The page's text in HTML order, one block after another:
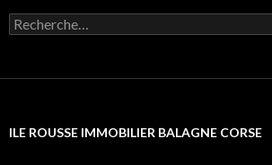
R
e
h
ILE ROUSSE IMMOBILIER BALAGNE CORSE